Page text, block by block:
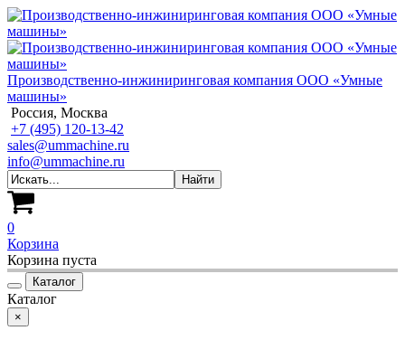
Производственно-инжиниринговая компания ООО «Умные
машины»
Россия, Москва
+7 (495) 120-13-42
sales@ummachine.ru
info@ummachine.ru
0
Корзина
Корзина пуста
Каталог
Каталог
×